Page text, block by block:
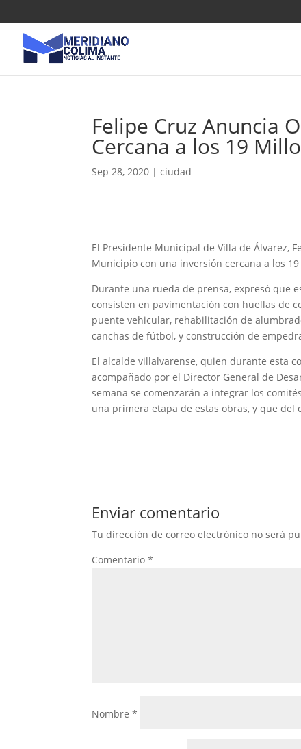
Felipe Cruz Anuncia
Cercana a los 19
Sep 28, 2020 |ciudad
El Presidente Municipal de Villa de Álvarez,
Municipio con una inversión cercana a los
Durante una rueda de prensa, expresó que
consisten en pavimentación con huellas de
puente vehicular, rehabilitación de
canchas de fútbol, y construcción de
El alcalde villalvarense, quien durante esta
acompañado por el Director General de
semana se comenzarán a integrar los
una primera etapa de estas obras, y que
Enviar comentario
Tu dirección de correo electrónico no será
Comentario*
Nombre*